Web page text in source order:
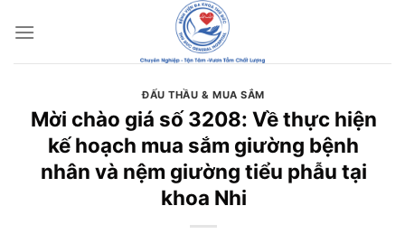
đến
ĐẤU THẦU & MUA SẮM
Mời chào giá số 3208: Về thực hiện
kế hoạch mua sắm giường bệnh
nhân và nệm giường tiểu phẫu tại
khoa Nhi